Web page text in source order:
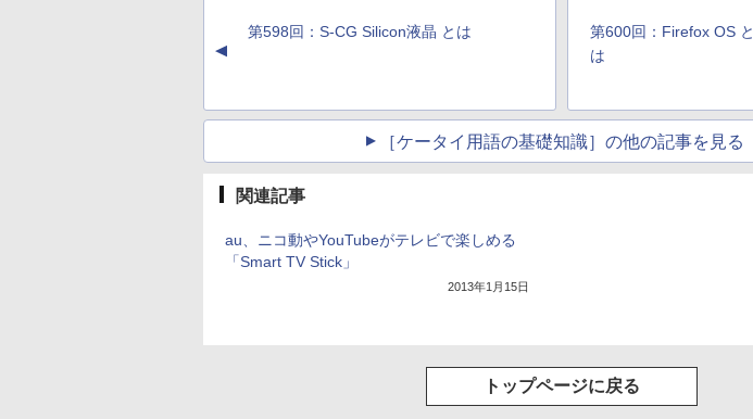
▲
第598回：S-CG Silicon液晶 とは
第600回：Firefox OS と
は
［ケータイ用語の基礎知識］の他の記事を見る
関連記事
au、ニコ動やYouTubeがテレビで楽しめる
「Smart TV Stick」
2013年1月15日
トップページに戻る